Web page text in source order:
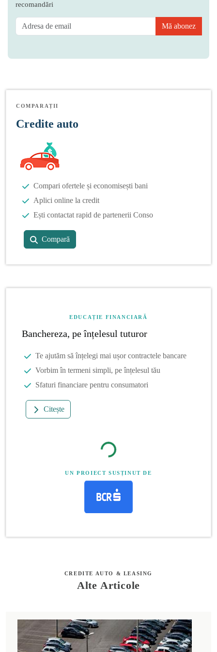
recomandări
Mă abonez
COMPARAȚII
Credite auto
Compari ofertele și economisești bani
Aplici online la credit
Ești contactat rapid de partenerii Conso
Compară
EDUCAȚIE FINANCIARĂ
Banchereza, pe înțelesul tuturor
Te ajutăm să înțelegi mai ușor contractele bancare
Vorbim în termeni simpli, pe înțelesul tău
Sfaturi financiare pentru consumatori
Citește
UN PROIECT SUSȚINUT DE
CREDITE AUTO & LEASING
Alte Articole